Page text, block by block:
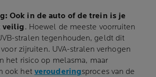
Ook in de auto of de trein is je
veilig. Hoewel de meeste voorruiten
stralen tegenhouden, geldt dit
zijruiten. UVA-stralen verhogen
het risico op melasma, maar
ook het verouderingsproces van de